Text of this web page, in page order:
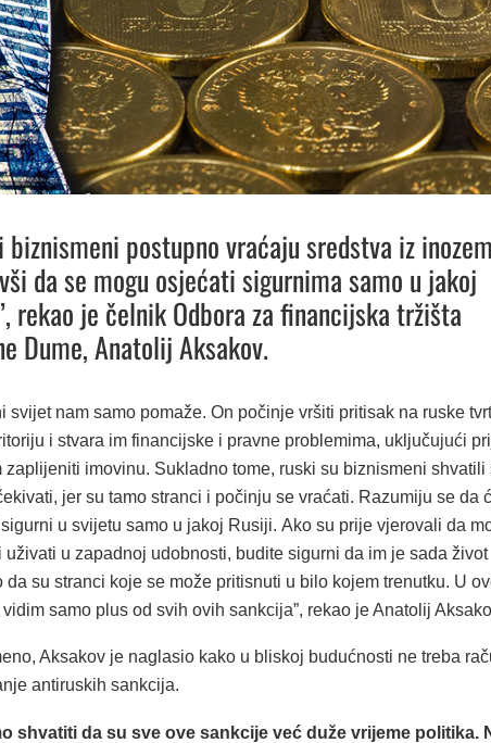
biznismeni postupno vraćaju sredstva iz
da se mogu osjećati sigurnima samo u jakoj
rekao je čelnik Odbora za financijska tržišta
Dume, Anatolij Aksakov.
svijet nam samo pomaže. On počinje vršiti pritisak na ruske
i stvara im financijske i pravne problemima, uključujući
zaplijeniti imovinu. Sukladno tome, ruski su biznismeni shvatili
jer su tamo stranci i počinju se vraćati. Razumiju se da
u svijetu samo u jakoj Rusiji. Ako su prije vjerovali da
uživati ​​u zapadnoj udobnosti, budite sigurni da im je sada život
da su stranci koje se može pritisnuti u bilo kojem trenutku. U
samo plus od svih ovih sankcija”, rekao je Anatolij
Aksakov je naglasio kako u bliskoj budućnosti ne treba
antiruskih sankcija.
shvatiti da su sve ove sankcije već duže vrijeme politika.